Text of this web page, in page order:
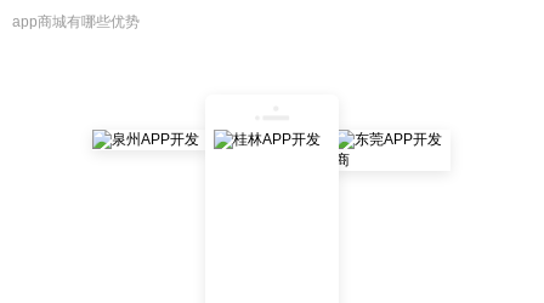
app商城有哪些优势